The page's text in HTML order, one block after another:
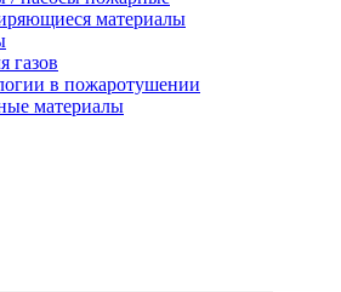
материалы
газов
в пожаротушении
материалы